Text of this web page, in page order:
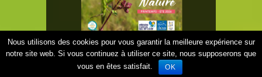
Nous utilisons des cookies pour vous garantir la meilleure expérience sur
notre site web. Si vous continuez à utiliser ce site, nous supposerons que
vous en êtes satisfait.
OK